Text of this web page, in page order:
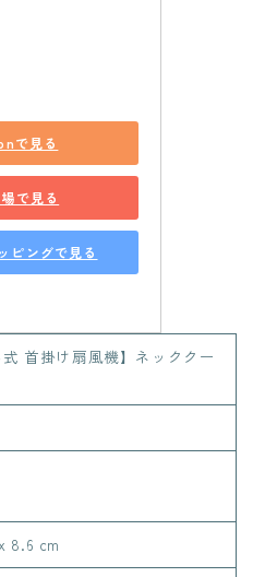
で見る
で見る
ピングで見る
式 首掛け扇風機】ネッククー
8.6 cm